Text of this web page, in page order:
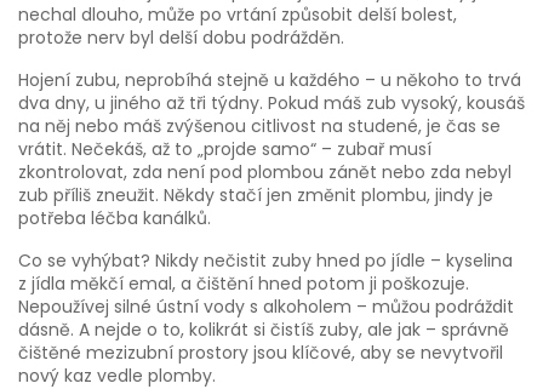
nechal dlouho, může po vrtání způsobit delší bolest,
protože nerv byl delší dobu podrážděn.
Hojení zubu, neprobíhá stejně u každého – u někoho to trvá
dva dny, u jiného až tři týdny. Pokud máš zub vysoký, kousáš
na něj nebo máš zvýšenou citlivost na studené, je čas se
vrátit. Nečekáš, až to „projde samo“ – zubař musí
zkontrolovat, zda není pod plombou zánět nebo zda nebyl
zub příliš zneužit. Někdy stačí jen změnit plombu, jindy je
potřeba léčba kanálků.
Co se vyhýbat? Nikdy nečistit zuby hned po jídle – kyselina
z jídla měkčí emal, a čištění hned potom ji poškozuje.
Nepoužívej silné ústní vody s alkoholem – můžou podráždit
dásně. A nejde o to, kolikrát si čistíš zuby, ale jak – správně
čištěné mezizubní prostory jsou klíčové, aby se nevytvořil
nový kaz vedle plomby.